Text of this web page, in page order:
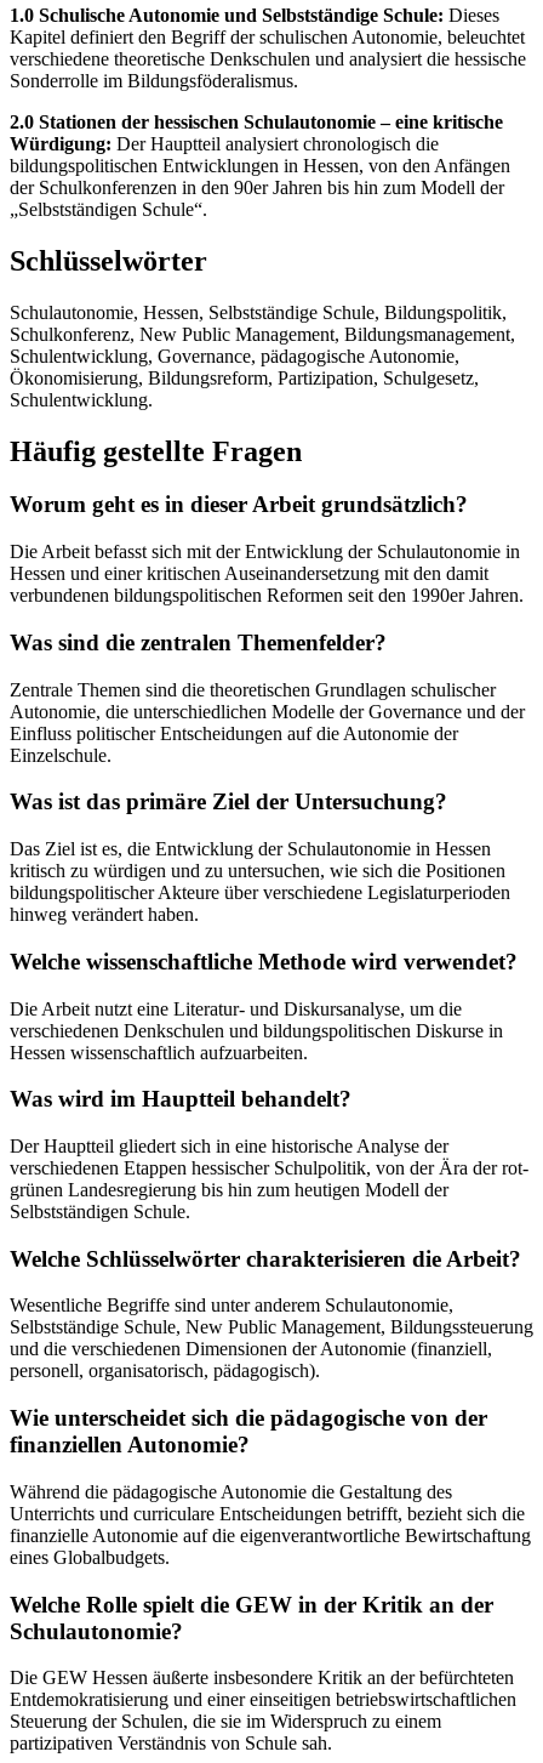
1.0 Schulische Autonomie und Selbstständige Schule: Dieses
Kapitel definiert den Begriff der schulischen Autonomie, beleuchtet
verschiedene theoretische Denkschulen und analysiert die hessische
Sonderrolle im Bildungsföderalismus.
2.0 Stationen der hessischen Schulautonomie – eine kritische
Würdigung: Der Hauptteil analysiert chronologisch die
bildungspolitischen Entwicklungen in Hessen, von den Anfängen
der Schulkonferenzen in den 90er Jahren bis hin zum Modell der
„Selbstständigen Schule“.
Schlüsselwörter
Schulautonomie, Hessen, Selbstständige Schule, Bildungspolitik,
Schulkonferenz, New Public Management, Bildungsmanagement,
Schulentwicklung, Governance, pädagogische Autonomie,
Ökonomisierung, Bildungsreform, Partizipation, Schulgesetz,
Schulentwicklung.
Häufig gestellte Fragen
Worum geht es in dieser Arbeit grundsätzlich?
Die Arbeit befasst sich mit der Entwicklung der Schulautonomie in
Hessen und einer kritischen Auseinandersetzung mit den damit
verbundenen bildungspolitischen Reformen seit den 1990er Jahren.
Was sind die zentralen Themenfelder?
Zentrale Themen sind die theoretischen Grundlagen schulischer
Autonomie, die unterschiedlichen Modelle der Governance und der
Einfluss politischer Entscheidungen auf die Autonomie der
Einzelschule.
Was ist das primäre Ziel der Untersuchung?
Das Ziel ist es, die Entwicklung der Schulautonomie in Hessen
kritisch zu würdigen und zu untersuchen, wie sich die Positionen
bildungspolitischer Akteure über verschiedene Legislaturperioden
hinweg verändert haben.
Welche wissenschaftliche Methode wird verwendet?
Die Arbeit nutzt eine Literatur- und Diskursanalyse, um die
verschiedenen Denkschulen und bildungspolitischen Diskurse in
Hessen wissenschaftlich aufzuarbeiten.
Was wird im Hauptteil behandelt?
Der Hauptteil gliedert sich in eine historische Analyse der
verschiedenen Etappen hessischer Schulpolitik, von der Ära der rot-
grünen Landesregierung bis hin zum heutigen Modell der
Selbstständigen Schule.
Welche Schlüsselwörter charakterisieren die Arbeit?
Wesentliche Begriffe sind unter anderem Schulautonomie,
Selbstständige Schule, New Public Management, Bildungssteuerung
und die verschiedenen Dimensionen der Autonomie (finanziell,
personell, organisatorisch, pädagogisch).
Wie unterscheidet sich die pädagogische von der
finanziellen Autonomie?
Während die pädagogische Autonomie die Gestaltung des
Unterrichts und curriculare Entscheidungen betrifft, bezieht sich die
finanzielle Autonomie auf die eigenverantwortliche Bewirtschaftung
eines Globalbudgets.
Welche Rolle spielt die GEW in der Kritik an der
Schulautonomie?
Die GEW Hessen äußerte insbesondere Kritik an der befürchteten
Entdemokratisierung und einer einseitigen betriebswirtschaftlichen
Steuerung der Schulen, die sie im Widerspruch zu einem
partizipativen Verständnis von Schule sah.